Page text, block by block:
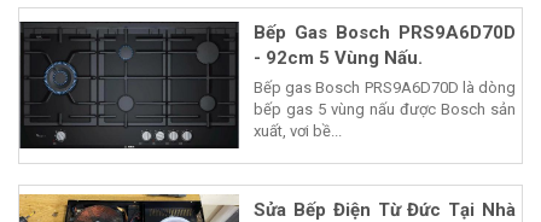
Bếp Gas Bosch PRS9A6D70D
- 92cm 5 Vùng Nấu.
Bếp gas Bosch PRS9A6D70D là dòng
bếp gas 5 vùng nấu được Bosch sản
xuất, vơi bề...
Sửa Bếp Điện Từ Đức Tại Nhà